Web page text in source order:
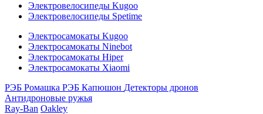
Электровелосипеды Kugoo
Электровелосипеды Spetime
Электросамокаты Kugoo
Электросамокаты Ninebot
Электросамокаты Hiper
Электросамокаты Xiaomi
РЭБ Ромашка РЭБ Капюшон Детекторы дронов
Антидроновые ружья
Ray-Ban Oakley